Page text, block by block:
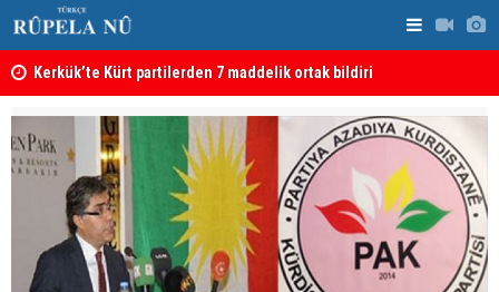
Kerkük’te Kürt partilerden 7 maddelik ortak bildiri